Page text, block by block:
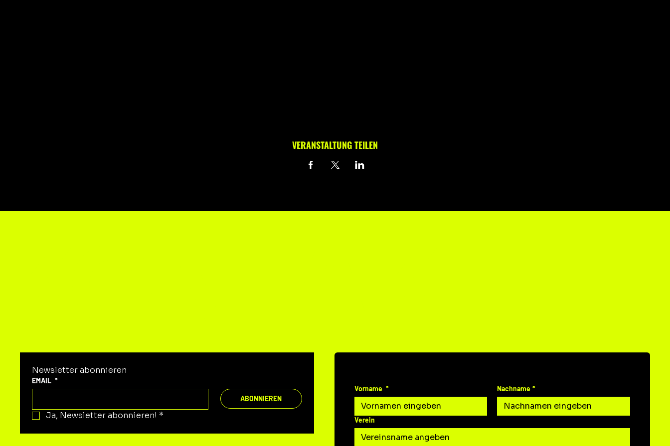
VERANSTALTUNG TEILEN
Newsletter abonnieren
EMAIL *
ABONNIEREN
Ja, Newsletter abonnieren! *
Vorname * Nachname *
Verein